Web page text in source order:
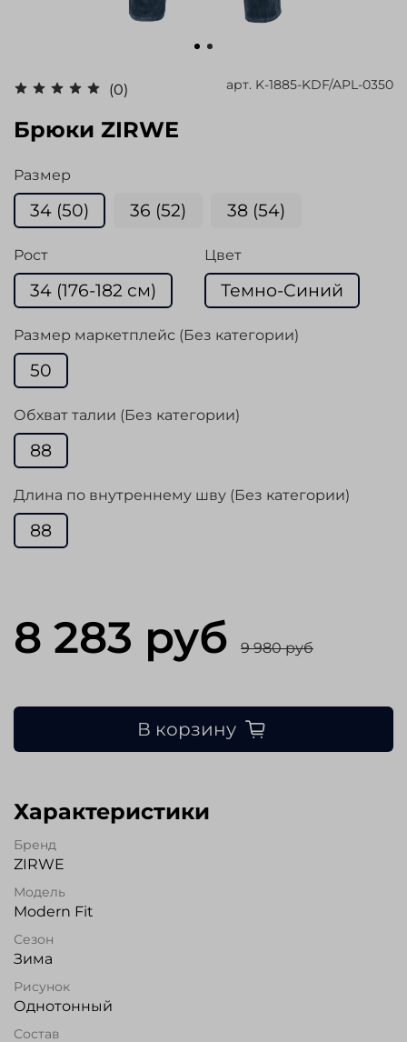
(0) арт. K-1885-KDF/APL-0350
Брюки ZIRWE
Размер
34 (50) 36 (52) 38 (54)
Рост
34 (176-182 см)
Цвет
Темно-Синий
Размер маркетплейс (Без категории)
50
Обхват талии (Без категории)
88
Длина по внутреннему шву (Без категории)
88
8 283 руб 9 980 руб
В корзину
Характеристики
Бренд
ZIRWE
Модель
Modern Fit
Сезон
Зима
Рисунок
Однотонный
Состав